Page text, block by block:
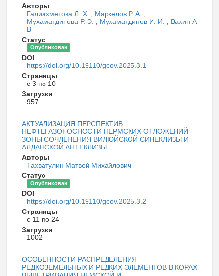
Авторы
Галиахметова Л. Х.
Маркелов Р. А.
Мухаматдинова Р. Э.
Мухаматдинов И. И.
Вахин А
В
Статус
Опубликован
DOI
https://doi.org/10.19110/geov.2025.3.1
Страницы
с 3 по 10
Загрузки
957
АКТУАЛИЗАЦИЯ ПЕРСПЕКТИВ
НЕФТЕГАЗОНОСНОСТИ ПЕРМСКИХ ОТЛОЖЕНИЙ
ЗОНЫ СОЧЛЕНЕНИЯ ВИЛЮЙСКОЙ СИНЕКЛИЗЫ И
АЛДАНСКОЙ АНТЕКЛИЗЫ
Авторы
Тахватулин Матвей Михайлович
Статус
Опубликован
DOI
https://doi.org/10.19110/geov.2025.3.2
Страницы
с 11 по 24
Загрузки
1002
ОСОБЕННОСТИ РАСПРЕДЕЛЕНИЯ
РЕДКОЗЕМЕЛЬНЫХ И РЕДКИХ ЭЛЕМЕНТОВ В КОРАХ